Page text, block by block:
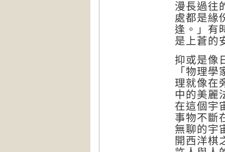
漫長過往
處都是緣
逢。」有
是上蒼的
抑或是像
「物理
理就像在
中的美麗
在這個宇
事物不斷
無聊的宇
開西洋棋